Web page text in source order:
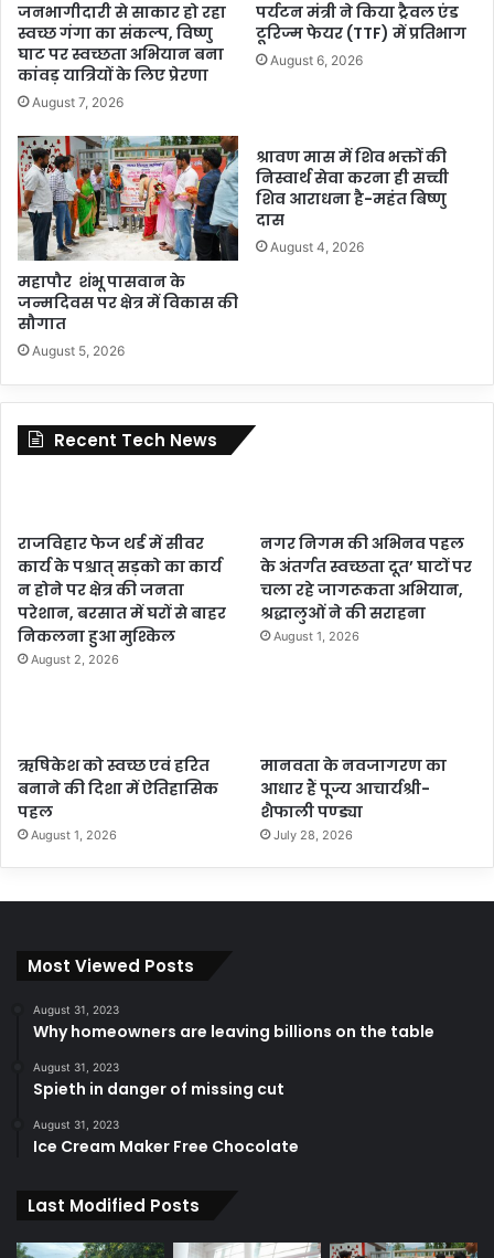
जनभागीदारी से साकार हो रहा
स्वच्छ गंगा का संकल्प, विष्णु
घाट पर स्वच्छता अभियान बना
कांवड़ यात्रियों के लिए प्रेरणा
August 7, 2026
पर्यटन मंत्री ने किया ट्रैवल एंड
टूरिज्म फेयर (TTF) में प्रतिभाग
August 6, 2026
महापौर शंभू पासवान के
जन्मदिवस पर क्षेत्र में विकास की
सौगात
August 5, 2026
श्रावण मास में शिव भक्तों की
निस्वार्थ सेवा करना ही सच्ची
शिव आराधना है-महंत बिष्णु
दास
August 4, 2026
Recent Tech News
राजविहार फेज थर्ड में सीवर
कार्य के पश्चात् सड़को का कार्य
न होने पर क्षेत्र की जनता
परेशान, बरसात में घरों से बाहर
निकलना हुआ मुश्किल
August 2, 2026
नगर निगम की अभिनव पहल
के अंतर्गत स्वच्छता दूत’ घाटों पर
चला रहे जागरूकता अभियान,
श्रद्धालुओं ने की सराहना
August 1, 2026
ऋषिकेश को स्वच्छ एवं हरित
बनाने की दिशा में ऐतिहासिक
पहल
August 1, 2026
मानवता के नवजागरण का
आधार हैं पूज्य आचार्यश्री-
शैफाली पण्ड्या
July 28, 2026
Most Viewed Posts
August 31, 2023
Why homeowners are leaving billions on the table
August 31, 2023
Spieth in danger of missing cut
August 31, 2023
Ice Cream Maker Free Chocolate
Last Modified Posts